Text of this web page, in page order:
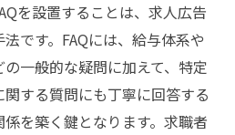
を設置することは、求人広告
です。FAQには、給与体系や
一般的な疑問に加えて、特定
する質問にも丁寧に回答する
を築く鍵となります。求職者